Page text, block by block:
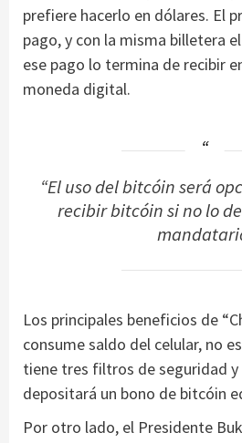
prefiere hacerlo en dólares. El
pago, y con la misma billetera
ese pago lo termina de recibir
moneda digital.
“El uso del bitcóin será
recibir bitcóin si no lo
Los principales beneficios de
consume saldo del celular, no
tiene tres filtros de seguridad y
depositará un bono de bitcóin
Por otro lado, el Presidente